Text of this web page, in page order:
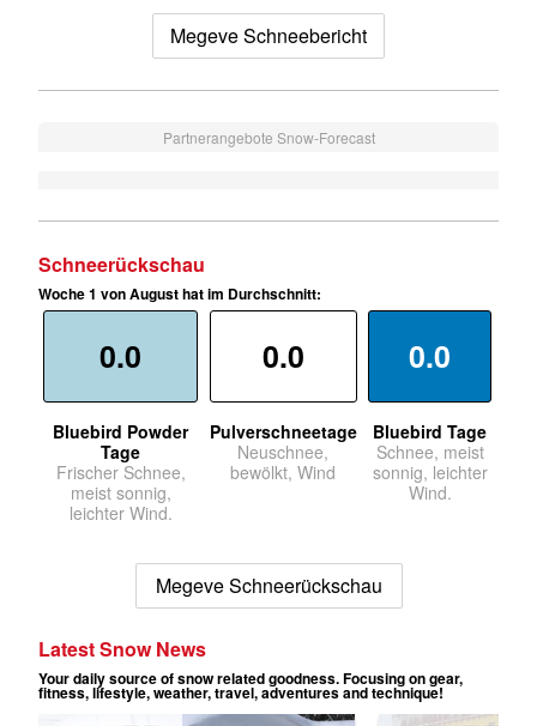
Megeve Schneebericht
Partnerangebote Snow-Forecast
Schneerückschau
Woche 1 von August hat im Durchschnitt:
0.0
Bluebird Powder
Tage
Frischer Schnee,
meist sonnig,
leichter Wind.
0.0
Pulverschneetage
Neuschnee,
bewölkt, Wind
0.0
Bluebird Tage
Schnee, meist
sonnig, leichter
Wind.
Megeve Schneerückschau